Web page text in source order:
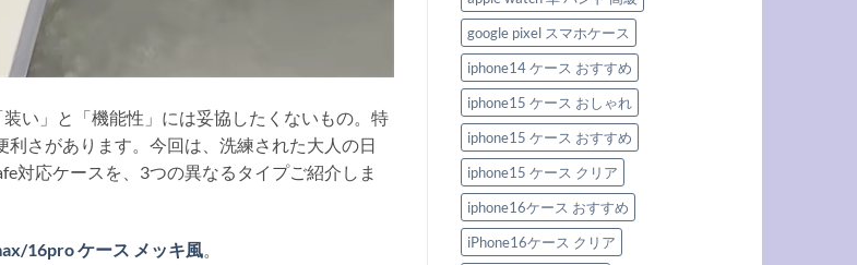
い」と「機能性」には妥協したくないもの。特
利さがあります。今回は、洗練された大人の日
対応ケースを、3つの異なるタイプご紹介しま
16pro ケース メッキ風。
の
ス
＆
Apple
watch
バ
ン
ド
3
選
へ
の
こ
だ
わ
り
を
満
た
す
新
作
iPhone
ケ
ー
ス
3
選
へ
の
google pixel スマホケース
iphone14 ケース おすすめ
iphone15 ケース おしゃれ
iphone15 ケース おすすめ
iphone15 ケース クリア
iphone16ケース おすすめ
iPhone16ケース クリア